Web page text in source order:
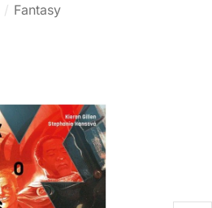
Fantasy